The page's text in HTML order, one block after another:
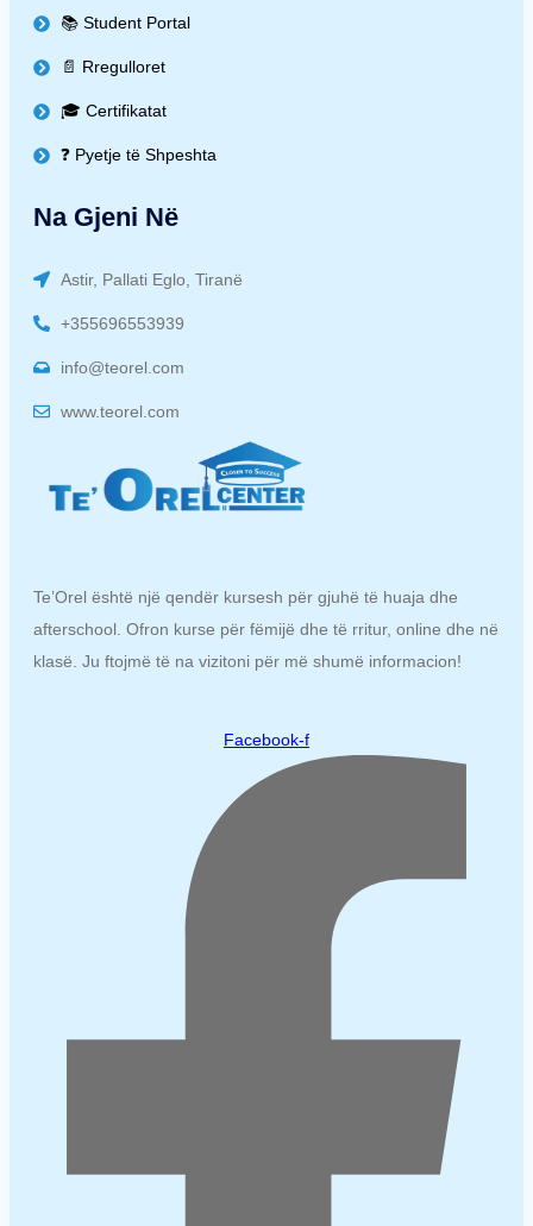
📚 Student Portal
📄 Rregulloret
🎓 Certifikatat
❓ Pyetje të Shpeshta
Na Gjeni Në
Astir, Pallati Eglo, Tiranë
+355696553939
info@teorel.com
www.teorel.com
Te’Orel është një qendër kursesh për gjuhë të huaja dhe
afterschool. Ofron kurse për fëmijë dhe të rritur, online dhe në
klasë. Ju ftojmë të na vizitoni për më shumë informacion!
Facebook-f